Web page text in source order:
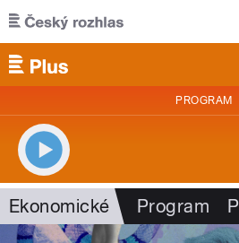
Přejít k hlavnímu obsahu
PROGRAM
Ekonomické Program